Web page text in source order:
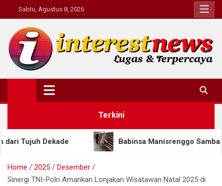
to
content
Sabtu, Agustus 8, 2026
Interestnews.or.id
Terkini
Babinsa Manisrenggo Sambangi Peternak
Home 2025
Desember
Sinergi TNI-Polri Amankan Lonjakan Wisatawan Natal 2025 di